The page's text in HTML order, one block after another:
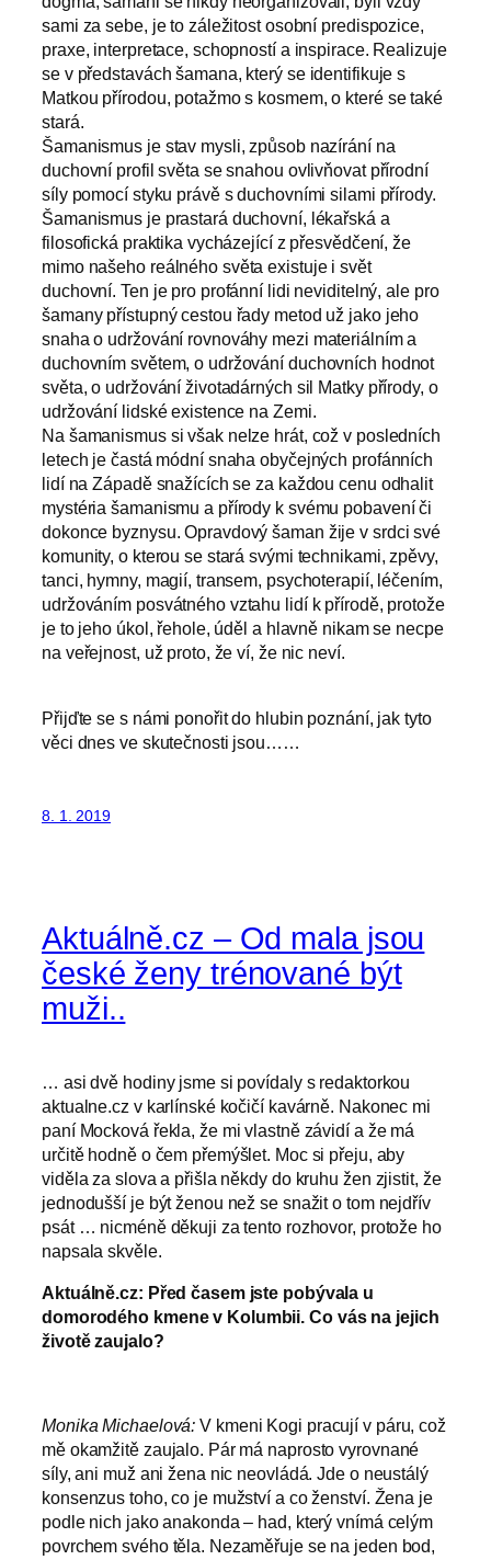
sami za sebe, je to záležitost osobní predispozice,
praxe, interpretace, schopností a inspirace. Realizuje
se v představách šamana, který se identifikuje s
Matkou přírodou, potažmo s kosmem, o které se také
stará.
Šamanismus je stav mysli, způsob nazírání na
duchovní profil světa se snahou ovlivňovat přírodní
síly pomocí styku právě s duchovními silami přírody.
Šamanismus je prastará duchovní, lékařská a
filosofická praktika vycházející z přesvědčení, že
mimo našeho reálného světa existuje i svět
duchovní. Ten je pro profánní lidi neviditelný, ale pro
šamany přístupný cestou řady metod už jako jeho
snaha o udržování rovnováhy mezi materiálním a
duchovním světem, o udržování duchovních hodnot
světa, o udržování životadárných sil Matky přírody, o
udržování lidské existence na Zemi.
Na šamanismus si však nelze hrát, což v posledních
letech je častá módní snaha obyčejných profánních
lidí na Západě snažících se za každou cenu odhalit
mystéria šamanismu a přírody k svému pobavení či
dokonce byznysu. Opravdový šaman žije v srdci své
komunity, o kterou se stará svými technikami, zpěvy,
tanci, hymny, magií, transem, psychoterapií, léčením,
udržováním posvátného vztahu lidí k přírodě, protože
je to jeho úkol, řehole, úděl a hlavně nikam se necpe
na veřejnost, už proto, že ví, že nic neví.
Přijďte se s námi ponořit do hlubin poznání, jak tyto
věci dnes ve skutečnosti jsou……
8. 1. 2019
Aktuálně.cz – Od mala jsou
české ženy trénované být
muži..
… asi dvě hodiny jsme si povídaly s redaktorkou
aktualne.cz v karlínské kočičí kavárně. Nakonec mi
paní Mocková řekla, že mi vlastně závidí a že má
určitě hodně o čem přemýšlet. Moc si přeju, aby
viděla za slova a přišla někdy do kruhu žen zjistit, že
jednodušší je být ženou než se snažit o tom nejdřív
psát … nicméně děkuji za tento rozhovor, protože ho
napsala skvěle.
Aktuálně.cz: Před časem jste pobývala u
domorodého kmene v Kolumbii. Co vás na jejich
životě zaujalo?
Monika Michaelová: V kmeni Kogi pracují v páru, což
mě okamžitě zaujalo. Pár má naprosto vyrovnané
síly, ani muž ani žena nic neovládá. Jde o neustálý
konsenzus toho, co je mužství a co ženství. Žena je
podle nich jako anakonda – had, který vnímá celým
povrchem svého těla. Nezaměřuje se na jeden bod,